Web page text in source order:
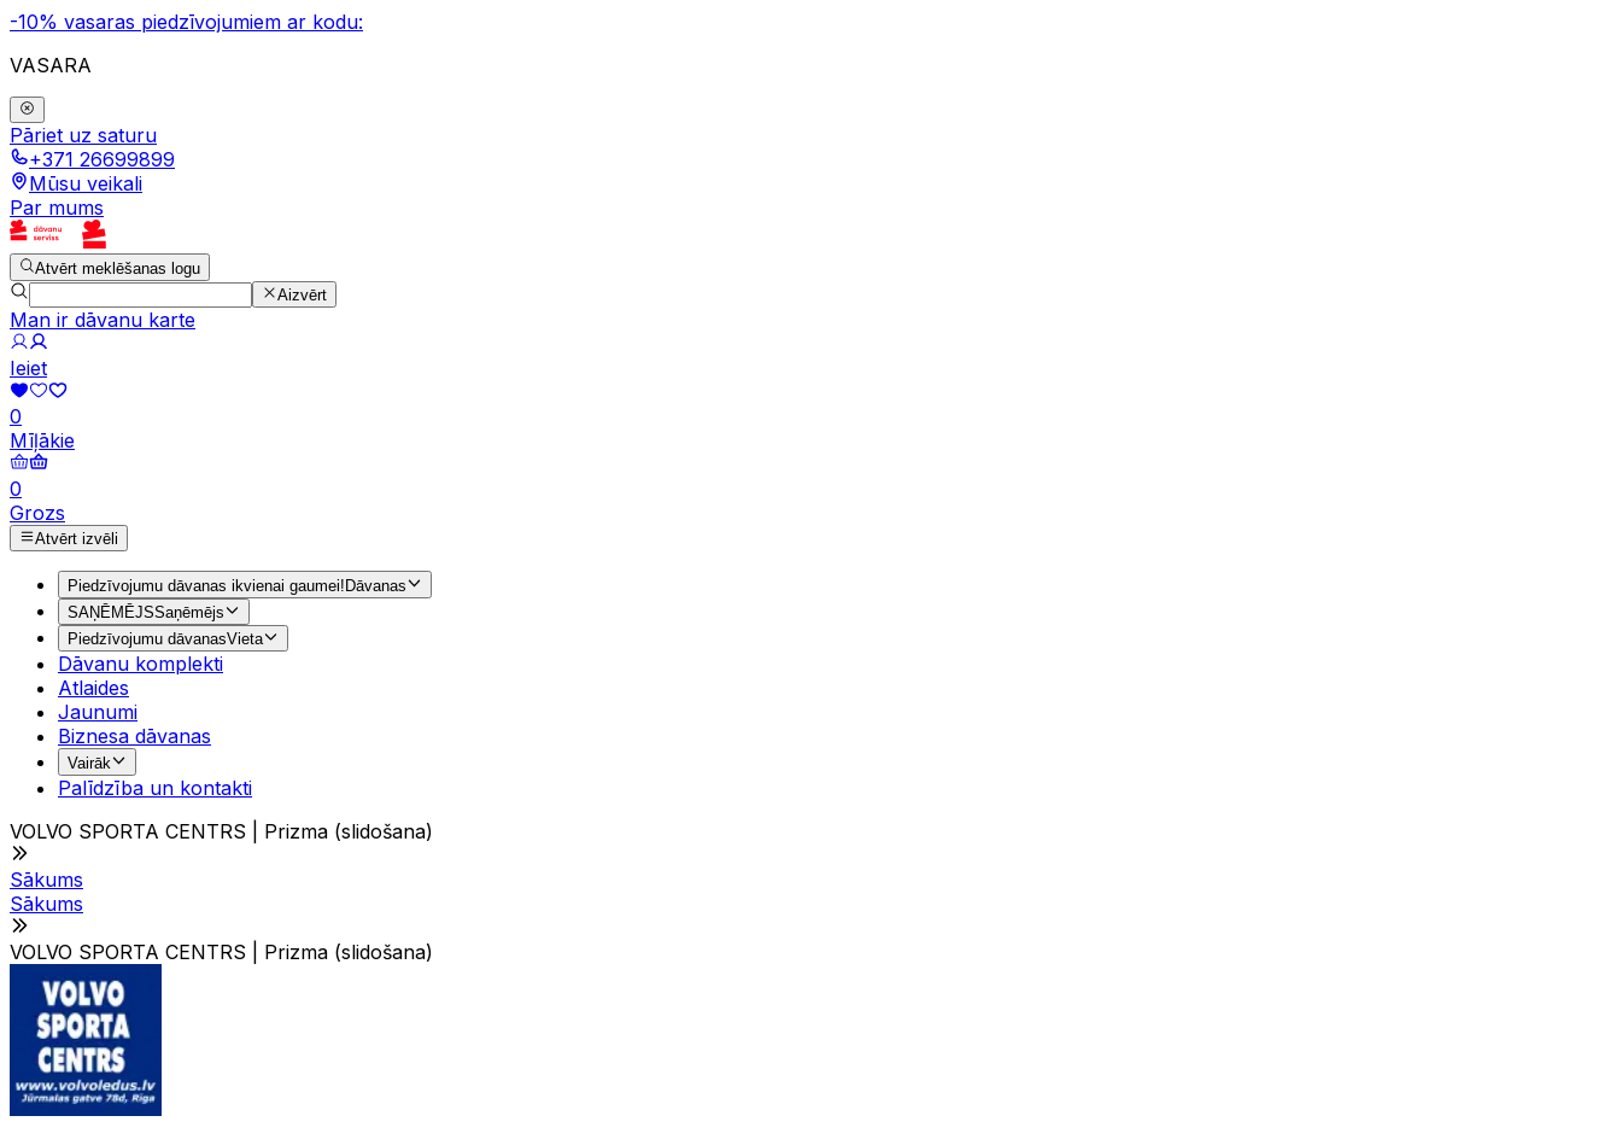
-10% vasaras piedzīvojumiem ar kodu:
VASARA
Pāriet uz saturu
+371 26699899
Mūsu veikali
Par mums
Atvērt meklēšanas logu
Aizvērt
Man ir dāvanu karte
Ieiet
0
Mīļākie
0
Grozs
Atvērt izvēli
Piedzīvojumu dāvanas ikvienai gaumei!Dāvanas
SAŅĒMĒJSSaņēmējs
Piedzīvojumu dāvanasVieta
Dāvanu komplekti
Atlaides
Jaunumi
Biznesa dāvanas
Vairāk
Palīdzība un kontakti
VOLVO SPORTA CENTRS | Prizma (slidošana)
Sākums
Sākums
VOLVO SPORTA CENTRS | Prizma (slidošana)